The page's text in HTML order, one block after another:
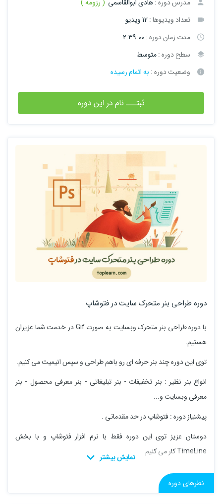
مدرس دوره :هادی ابوالقاسمی ( رزومه )
تعداد ویدیوها :12 ویدیو
مدت زمان دوره : 2:39:00
سطح دوره :متوسط
وضعیت دوره : به اتمام رسیده
ثبتـــ نام در این دوره
دوره ﻃﺮاﺣﯽ ﺑﻨﺮ ﻣﺘﺤﺮک ﺳﺎﯾﺖ در ﻓﺘﻮﺷﺎپ
با دوره طراحی بنر متحرک وبسایت به صورت Gif در خدمت شما عزیزان
هستیم.
ﺗﻮی اﯾﻦ دوره ﭼﻨﺪ ﺑﻨﺮ ﺣﺮﻓﻪ ای رو ﺑﺎﻫﻢ ﻃﺮاﺣﯽ و ﺳﭙﺲ اﻧﯿﻤﯿﺖ ﻣﯽ ﮐﻨﯿﻢ.
اﻧﻮاع ﺑﻨﺮ ﻧﻈﯿﺮ : ﺑﻨﺮ ﺗﺨﻔﯿﻔﺎت - ﺑﻨﺮ ﺗﺒﻠﯿﻐﺎﺗﯽ - ﺑﻨﺮ ﻣﻌﺮﻓﯽ ﻣﺤﺼﻮل - ﺑﻨﺮ
ﻣﻌﺮﻓﯽ وﺑﺴﺎﯾﺖ و...
ﭘﯿﺸﻨﯿﺎز دوره : ﻓﺘﻮﺷﺎپ در ﺣﺪ ﻣﻘﺪﻣﺎﺗﯽ .
دوﺳﺘﺎن ﻋﺰﯾﺰ ﺗﻮی اﯾﻦ دوره ﻓﻘﻂ ﺑﺎ ﻧﺮم اﻓﺰار ﻓﺘﻮﺷﺎپ و ﺑﺎ ﺑﺨﺶ
TimeLine ﮐﺎر ﻣﯽ ﮐﻨﯿﻢ
نظرهای دوره